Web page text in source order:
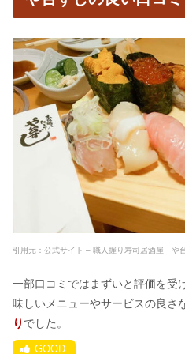
引用元： 公式サイト – 職人握り寿司居酒屋 や台
一部口コミではまずいと評価を受
味しいメニューやサービスの良さ
り でした。